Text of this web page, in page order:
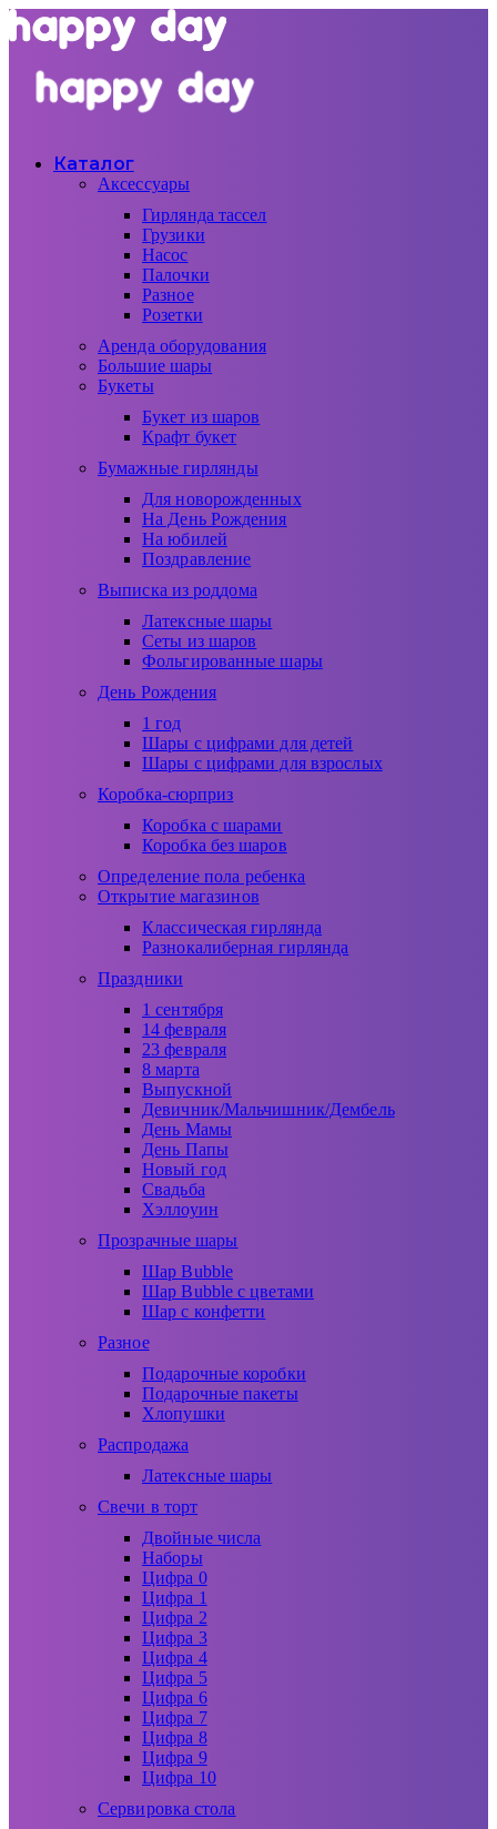
Каталог
Аксессуары
Гирлянда тассел
Грузики
Насос
Палочки
Разное
Розетки
Аренда оборудования
Большие шары
Букеты
Букет из шаров
Крафт букет
Бумажные гирлянды
Для новорожденных
На День Рождения
На юбилей
Поздравление
Выписка из роддома
Латексные шары
Сеты из шаров
Фольгированные шары
День Рождения
1 год
Шары с цифрами для детей
Шары с цифрами для взрослых
Коробка-сюрприз
Коробка с шарами
Коробка без шаров
Определение пола ребенка
Открытие магазинов
Классическая гирлянда
Разнокалиберная гирлянда
Праздники
1 сентября
14 февраля
23 февраля
8 марта
Выпускной
Девичник/Мальчишник/Дембель
День Мамы
День Папы
Новый год
Свадьба
Хэллоуин
Прозрачные шары
Шар Bubble
Шар Bubble с цветами
Шар с конфетти
Разное
Подарочные коробки
Подарочные пакеты
Хлопушки
Распродажа
Латексные шары
Свечи в торт
Двойные числа
Наборы
Цифра 0
Цифра 1
Цифра 2
Цифра 3
Цифра 4
Цифра 5
Цифра 6
Цифра 7
Цифра 8
Цифра 9
Цифра 10
Сервировка стола